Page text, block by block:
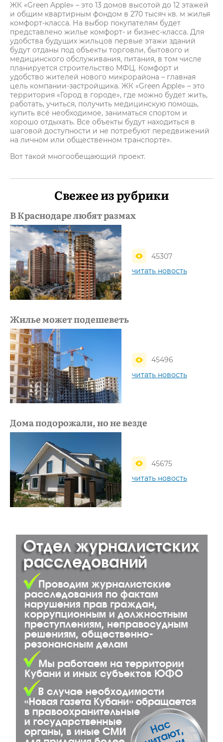
ЖК «Green Apple» – это 13 домов высотой до 12 этажей
и общим квартирным фондом в 270 тысяч кв. м жилья
комфорт-класса. На выбор покупателям будет
представлено жилье комфорт- и бизнес-класса. Для
удобства будущих жильцов первые этажи зданий
будут отданы под объекты торговли, бытового и
медицинского обслуживания, питания, в том числе
планируется строительство МФЦ. Комфорт и
удобство жителей нового микрорайона – главная
цель компании-застройщика. ЖК «Green Apple» – это
территория «Город в городе», где можно будет жить,
работать, учиться, получить медицинскую помощь,
купить всё необходимое, заниматься спортом и
хорошо отдыхать. Все объекты будут находиться в
шаговой доступности и не потребуют передвижений
на личном или общественном транспорте».
Вот такой многообещающий проект.
Свежее из рубрики
В Краснодаре любят размах
45307
читать новость
Жилье может подешеветь
45496
читать новость
Дома подорожали, но не везде
45675
читать новость